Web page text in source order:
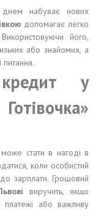
​​набуває нових
допомагає легко
його,
або знайомих, а
питання.
у
стати в нагоді в
коли особистий
зарплати. Грошовий
виручить, якщо
платежі або важливу